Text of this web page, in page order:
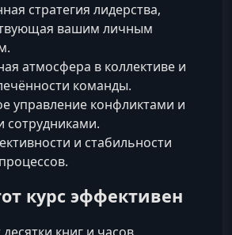
стратегия лидерства,
вашим личным
атмосфера в коллективе и
команды.
управление конфликтами и
сотрудниками.
и стабильности
курс эффективен
книг и часов